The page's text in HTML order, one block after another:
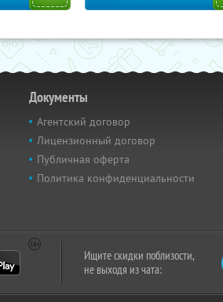
Документы
Агентский договор
Лицензионный договор
Публичная оферта
Политика конфиденциальности
Ищите скидки поблизости,
не выходя из чата: